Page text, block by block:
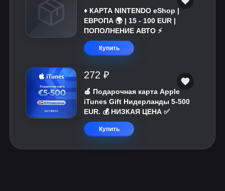
♦️ КАРТА NINTENDO eShop |
ЕВРОПА 🌍 | 15 - 100 EUR |
ПОПОЛНЕНИЕ АВТО ⚡
Купить
272 ₽
🍎 Подарочная карта Apple
iTunes Gift Нидерланды 5-500
EUR. 💰 НИЗКАЯ ЦЕНА ✅
Купить